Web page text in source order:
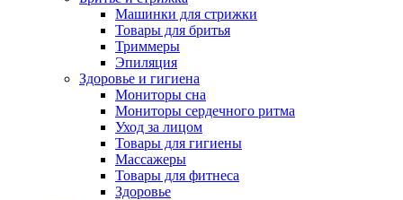
Машинки для стрижки
Товары для бритья
Триммеры
Эпиляция
Здоровье и гигиена
Мониторы сна
Мониторы сердечного ритма
Уход за лицом
Товары для гигиены
Массажеры
Товары для фитнеса
Здоровье